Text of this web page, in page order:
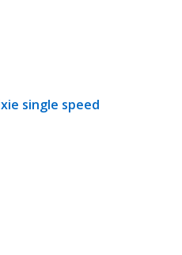
single speed